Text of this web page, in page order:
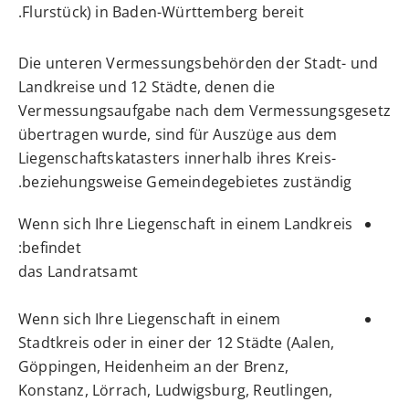
Flurstück) in Baden-Württemberg bereit.
Die unteren Vermessungsbehörden der Stadt- und
Landkreise und 12 Städte, denen die
Vermessungsaufgabe nach dem Vermessungsgesetz
übertragen wurde, sind für Auszüge aus dem
Liegenschaftskatasters innerhalb ihres Kreis-
beziehungsweise Gemeindegebietes zuständig.
Wenn sich Ihre Liegenschaft in einem Landkreis
befindet:
das Landratsamt
Wenn sich Ihre Liegenschaft in einem
Stadtkreis oder in einer der 12 Städte (Aalen,
Göppingen, Heidenheim an der Brenz,
Konstanz, Lörrach, Ludwigsburg, Reutlingen,